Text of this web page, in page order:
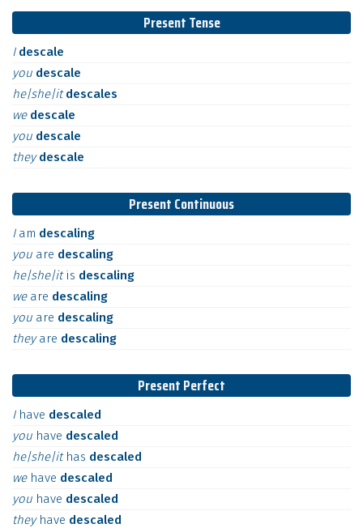
Present Tense
I descale
you descale
he|she|itdescales
we descale
you descale
theydescale
Present Continuous
I am descaling
you are descaling
he|she|itis descaling
we are descaling
you are descaling
theyare descaling
Present Perfect
I have descaled
you have descaled
he|she|it has descaled
we have descaled
you have descaled
they have descaled